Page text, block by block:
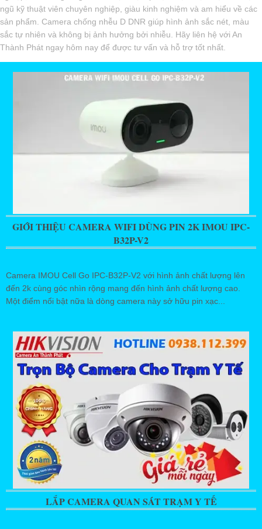
ngũ kỹ thuật viên chuyên nghiệp, giàu kinh nghiệm và am hiểu về các
sản phẩm. Camera chống nhễu D DNR giúp hình ảnh sắc nét, màu
sắc tự nhiên và không bị ảnh hưởng bởi nhiễu. Hãy liên hệ với An
Thành Phát ngay hôm nay để được tư vấn và hỗ trợ tốt nhất.
GIỚI THIỆU CAMERA WIFI DÙNG PIN 2K IMOU IPC-
B32P-V2
Camera IMOU Cell Go IPC-B32P-V2 với hình ảnh chất lượng lên
đến 2k cùng góc nhìn rộng mang đến hình ảnh chất lượng cao.
Một điểm nổi bật nữa là dòng camera này sở hữu pin xạc...
LẮP CAMERA QUAN SÁT TRẠM Y TẾ